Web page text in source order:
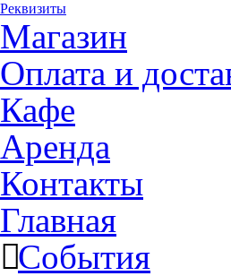
Реквизиты
Магазин
Оплата и
Кафе
Аренда
Контакты
Главная
События